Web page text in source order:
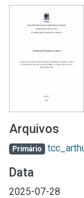
Arquivos
Primário
Data
2025-07-28